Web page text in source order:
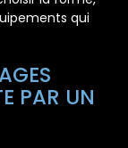
qui
PAR UN